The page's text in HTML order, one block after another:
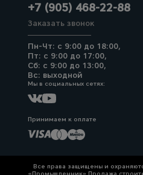
+7 (905) 468-22-88
Заказать звонок
Пн-Чт: с 9:00 до 18:00,
Пт: с 9:00 до 17:00,
Сб: с 9:00 до 13:00,
Вс: выходной
Мы в социальных сетях:
Принимаем к оплате
Все права защищены и